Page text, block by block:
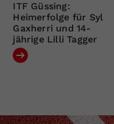
ITF Güssing:
Heimerfolge für Syl
Gaxherri und 14-
jährige Lilli Tagger